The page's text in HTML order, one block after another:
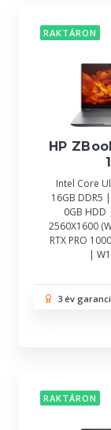
RAKTÁRON
HP
Intel Core
16GB DDR5
0GB
2560X1600
RTX PRO
|
3 év
RAKTÁRON